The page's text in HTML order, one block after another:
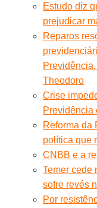
Estudo diz
prejudicar
Reparos
Theodoro
Crise
Previdência
Reforma da
política que
CNBB e a
Temer cede
sofre revés
Por